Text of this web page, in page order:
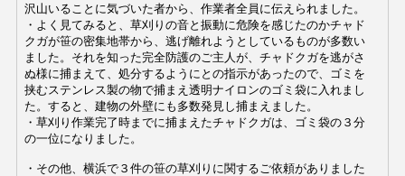
沢山いることに気づいた者から、作業者全員に伝えられました。
・よく見てみると、草刈りの音と振動に危険を感じたのかチャド
クガが笹の密集地帯から、逃げ離れようとしているものが多数い
ました。それを知った完全防護のご主人が、チャドクガを逃がさ
ぬ様に捕まえて、処分するようにとの指示があったので、ゴミを
挟むステンレス製の物で捕まえ透明ナイロンのゴミ袋に入れまし
た。すると、建物の外壁にも多数発見し捕まえました。
・草刈り作業完了時までに捕まえたチャドクガは、ゴミ袋の３分
の一位になりました。
・その他、横浜で３件の笹の草刈りに関するご依頼がありました